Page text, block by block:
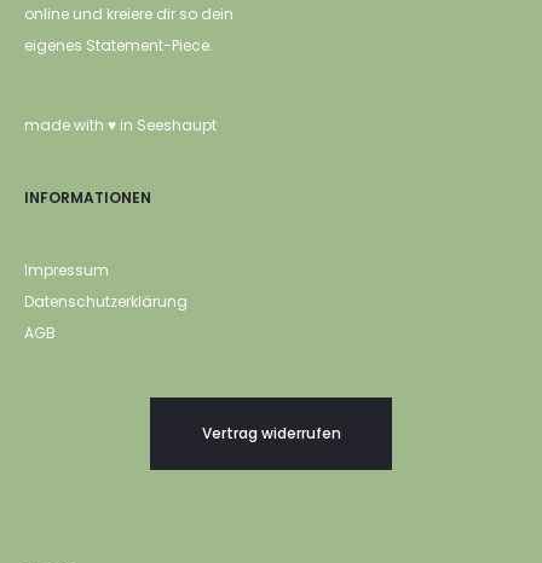
online und kreiere dir so dein
eigenes Statement-Piece.
made with ♥ in Seeshaupt
INFORMATIONEN
Impressum
Datenschutzerklärung
AGB
Vertrag widerrufen